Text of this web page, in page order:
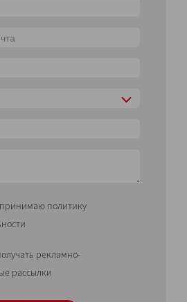
политику
рекламно-
рассылки